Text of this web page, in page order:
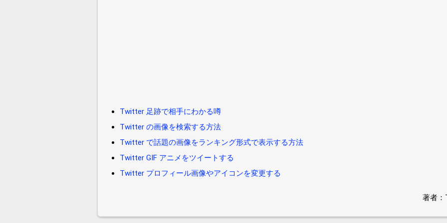
Twitter 足跡で相手にわかる噂
Twitter の画像を検索する方法
Twitter で話題の画像をランキング形式で表示する方法
Twitter GIF アニメをツイートする
Twitter プロフィール画像やアイコンを変更する
著者